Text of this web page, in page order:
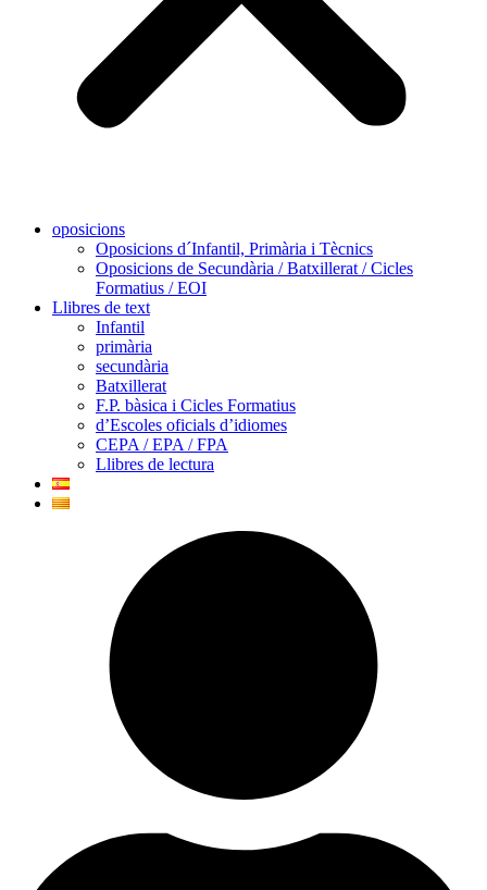
oposicions
Oposicions d´Infantil, Primària i Tècnics
Oposicions de Secundària / Batxillerat / Cicles
Formatius / EOI
Llibres de text
Infantil
primària
secundària
Batxillerat
F.P. bàsica i Cicles Formatius
d’Escoles oficials d’idiomes
CEPA / EPA / FPA
Llibres de lectura